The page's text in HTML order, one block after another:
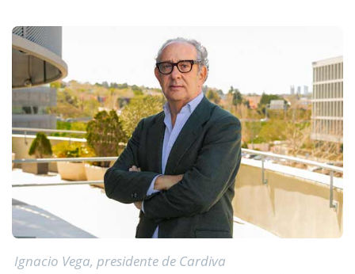
Ignacio Vega, presidente de Cardiva